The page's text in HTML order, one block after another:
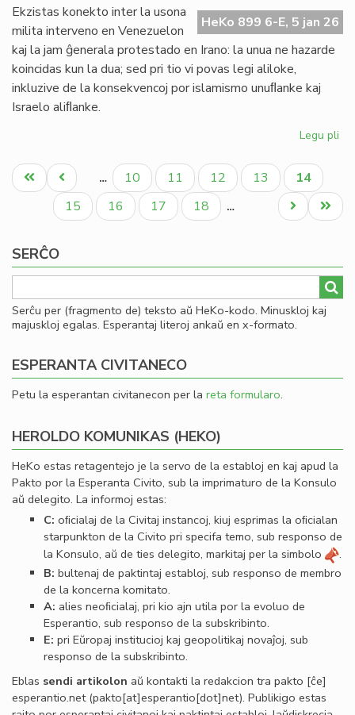
la
HeKo 899 6-E, 5 jan 26
Ekzistas konekto inter la usona
milita interveno en Venezuelon
kaj la jam ĝenerala protestado en Irano: la unua ne hazarde
koincidas kun la dua; sed pri tio vi povas legi aliloke,
inkluzive de la konsekvencoj por islamismo unuﬂanke kaj
Israelo aliﬂanke.
Legu pli
la
Pagination
Unua
paĝo
Antaŭa
paĝo
… Paĝo
10 Paĝo
11 Paĝo
12 Paĝo
13
Aktuala
paĝo
14
Paĝo
15 Paĝo
16 Paĝo
17 Paĝo
18 …
Last
page
Next
page
SERĈO
Serĉu per (fragmento de) teksto aŭ HeKo-kodo. Minuskloj kaj
majuskloj egalas. Esperantaj literoj ankaŭ en x-formato.
ESPERANTA CIVITANECO
Petu la esperantan civitanecon per la reta formularo.
HEROLDO KOMUNIKAS (HEKO)
HeKo estas retagentejo je la servo de la establoj en kaj apud la
Pakto por la Esperanta Civito, sub la imprimaturo de la Konsulo
aŭ delegito. La informoj estas:
C: oﬁcialaj de la Civitaj instancoj, kiuj esprimas la oﬁcialan
starpunkton de la Civito pri specifa temo, sub responso de
la Konsulo, aŭ de ties delegito, markitaj per la simbolo
.
B: bultenaj de paktintaj establoj, sub responso de membro
de la koncerna komitato.
A: alies neoﬁcialaj, pri kio ajn utila por la evoluo de
Esperantio, sub responso de la subskribinto.
E: pri Eŭropaj institucioj kaj geopolitikaj novaĵoj, sub
responso de la subskribinto.
Eblas sendi artikolon aŭ kontakti la redakcion tra pakto [ĉe]
esperantio.net(pakto[at]esperantio[dot]net). Publikigo estas